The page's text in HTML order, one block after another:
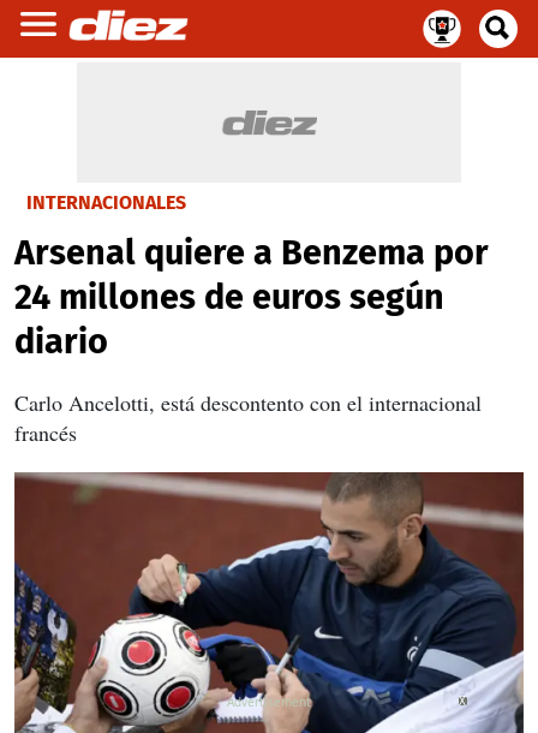
INTERNACIONALES
Arsenal quiere a Benzema por
24 millones de euros según
diario
Carlo Ancelotti, está descontento con el internacional
francés
X